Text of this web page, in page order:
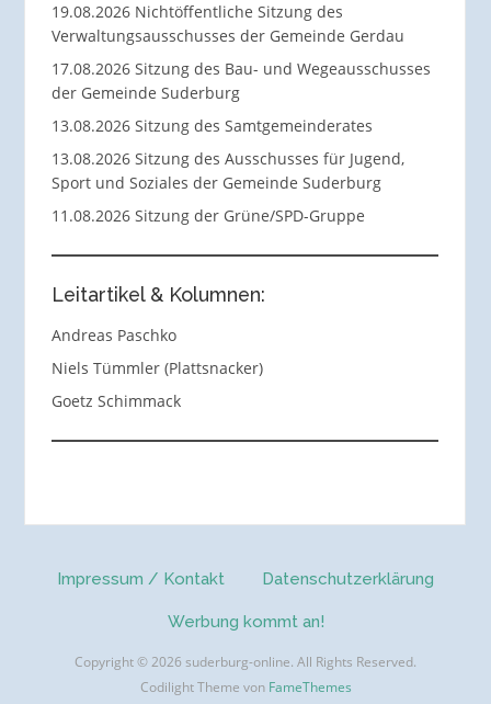
19.08.2026 Nichtöffentliche Sitzung des
Verwaltungsausschusses der Gemeinde Gerdau
17.08.2026 Sitzung des Bau- und Wegeausschusses
der Gemeinde Suderburg
13.08.2026 Sitzung des Samtgemeinderates
13.08.2026 Sitzung des Ausschusses für Jugend,
Sport und Soziales der Gemeinde Suderburg
11.08.2026 Sitzung der Grüne/SPD-Gruppe
Leitartikel & Kolumnen:
Andreas Paschko
Niels Tümmler (Plattsnacker)
Goetz Schimmack
Impressum / Kontakt Datenschutzerklärung
Werbung kommt an!
Copyright © 2026 suderburg-online. All Rights Reserved.
Codilight Theme von FameThemes